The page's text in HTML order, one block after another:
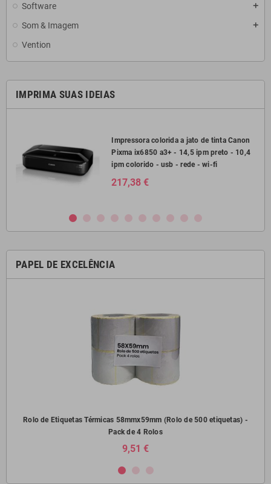
Software add
Som & Imagem add
Vention
IMPRIMA SUAS IDEIAS
Impressora colorida a jato de tinta Canon
Pixma ix6850 a3+ - 14,5 ipm preto - 10,4
ipm colorido - usb - rede - wi-fi
217,38 €
PAPEL DE EXCELÊNCIA
Rolo de Etiquetas Térmicas 58mmx59mm (Rolo de 500 etiquetas) -
Pack de 4 Rolos
9,51 €